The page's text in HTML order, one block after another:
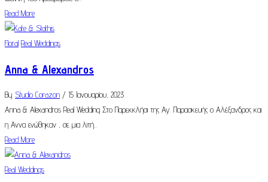
Read More
Floral Real Weddings
Anna & Alexandros
By Studio Corazon / 15 Ιανουαρίου, 2023
Anna & Alexandros Real Wedding Στο Παρεκκλήσι της Αγ. Παρασκευής ο Αλέξανδρος και
η Αννα ενώθηκαν , σε μια λιτή...
Read More
Real Weddings